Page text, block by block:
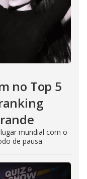
no Top 5
mundial com o
de pausa